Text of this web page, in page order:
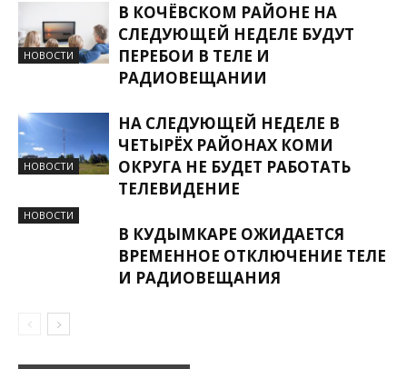
НОВОСТИ
В КОЧЁВСКОМ РАЙОНЕ НА
СЛЕДУЮЩЕЙ НЕДЕЛЕ БУДУТ
ПЕРЕБОИ В ТЕЛЕ И
РАДИОВЕЩАНИИ
НОВОСТИ
НА СЛЕДУЮЩЕЙ НЕДЕЛЕ В
ЧЕТЫРЁХ РАЙОНАХ КОМИ
ОКРУГА НЕ БУДЕТ РАБОТАТЬ
ТЕЛЕВИДЕНИЕ
НОВОСТИ
В КУДЫМКАРЕ ОЖИДАЕТСЯ
ВРЕМЕННОЕ ОТКЛЮЧЕНИЕ ТЕЛЕ
И РАДИОВЕЩАНИЯ